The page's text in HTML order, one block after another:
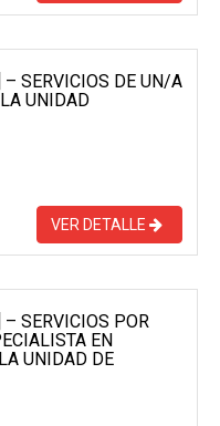
SERVICIOS DE UN/A
UNIDAD
VER DETALLE
SERVICIOS POR
EN
UNIDAD DE